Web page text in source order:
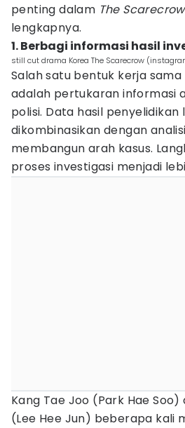
penting dalam The Scarecrow
lengkapnya.
1. Berbagi informasi hasil
still cut drama Korea The Scarecrow
Salah satu bentuk kerja
adalah pertukaran informasi
polisi. Data hasil penyelidikan
dikombinasikan dengan
membangun arah kasus.
proses investigasi menjadi
Kang Tae Joo (Park Hae Soo)
(Lee Hee Jun) beberapa kali